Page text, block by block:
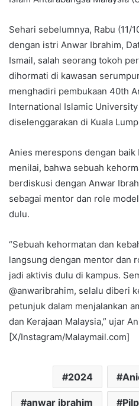
Sehari sebelumnya, Rabu (11/
dengan istri Anwar Ibrahim,
Ismail, salah seorang tokoh
dihormati di kawasan
menghadiri pembukaan 40th
International Islamic
diselenggarakan di Kuala
Anies merespons dengan baik
menilai, bahwa sebuah
berdiskusi dengan Anwar
sebagai mentor dan role
dulu.
“Sebuah kehormatan dan
langsung dengan mentor dan
jadi aktivis dulu di kampus.
@anwaribrahim, selalu diberi
petunjuk dalam menjalankan
dan Kerajaan Malaysia,” ujar
[X/Instagram/Malaymail.com]
2024
anwar ibrahim